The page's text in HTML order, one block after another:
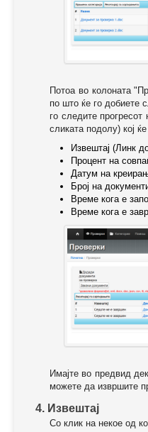
Потоа во колоната
по што ќе го добиете
го следите
сликата подолу) кој
Извештај (Линк
Процент на
Датум на
Број на
Време кога е
Време кога е
Имајте во предвид
можете да извршите
4. Извештај
Со клик на некое од